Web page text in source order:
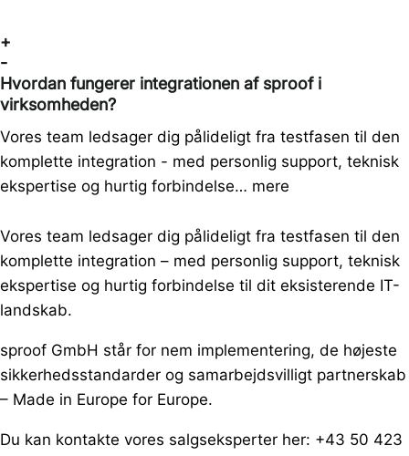
+
-
Hvordan fungerer integrationen af sproof i
virksomheden?
Vores team ledsager dig pålideligt fra testfasen til den
komplette integration - med personlig support, teknisk
ekspertise og hurtig forbindelse… mere
Vores team ledsager dig pålideligt fra testfasen til den
komplette integration – med personlig support, teknisk
ekspertise og hurtig forbindelse til dit eksisterende IT-
landskab.
sproof GmbH står for nem implementering, de højeste
sikkerhedsstandarder og samarbejdsvilligt partnerskab
– Made in Europe for Europe.
Du kan kontakte vores salgseksperter her: +43 50 423